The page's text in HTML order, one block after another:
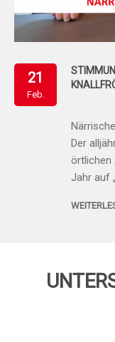
21
Feb.
Der
örtlichen
Jahr auf